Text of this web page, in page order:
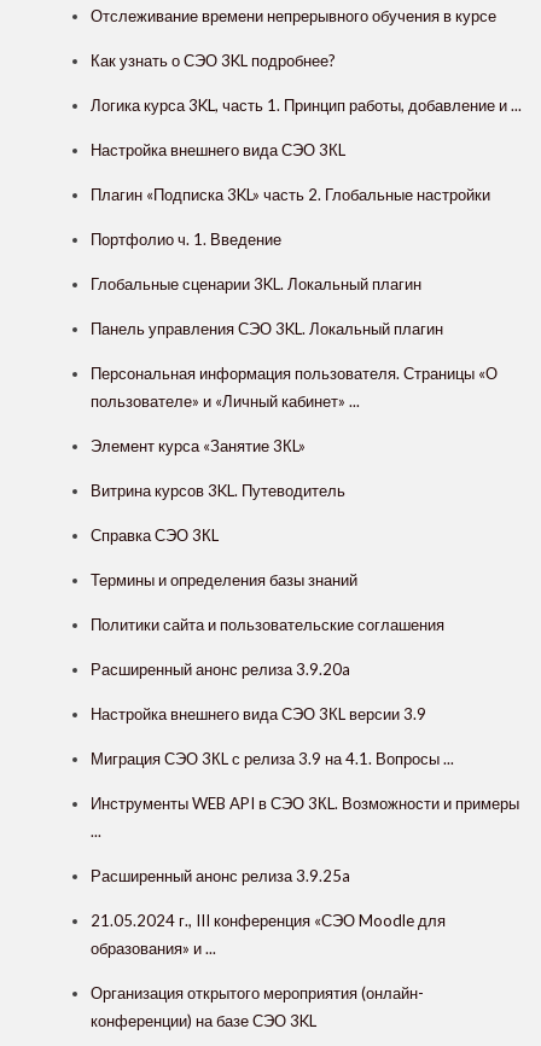
Отслеживание времени непрерывного обучения в курсе
Как узнать о СЭО 3KL подробнее?
Логика курса 3KL, часть 1. Принцип работы, добавление и ...
Настройка внешнего вида СЭО 3КL
Плагин «Подписка 3KL» часть 2. Глобальные настройки
Портфолио ч. 1. Введение
Глобальные сценарии 3KL. Локальный плагин
Панель управления СЭО 3KL. Локальный плагин
Персональная информация пользователя. Страницы «О
пользователе» и «Личный кабинет» ...
Элемент курса «Занятие 3КL»
Витрина курсов 3KL. Путеводитель
Справка СЭО 3КL
Термины и определения базы знаний
Политики сайта и пользовательские соглашения
Расширенный анонс релиза 3.9.20a
Настройка внешнего вида СЭО 3КL версии 3.9
Миграция СЭО 3КL с релиза 3.9 на 4.1. Вопросы ...
Инструменты WEB API в СЭО 3КL. Возможности и примеры
...
Расширенный анонс релиза 3.9.25a
21.05.2024 г., III конференция «СЭО Moodle для
образования» и ...
Организация открытого мероприятия (онлайн-
конференции) на базе СЭО 3KL